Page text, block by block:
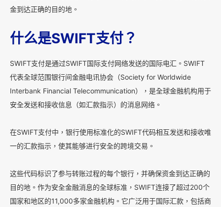
金到达正确的目的地。
什么是SWIFT支付？
SWIFT支付是通过SWIFT国际支付网络发送的国际电汇。SWIFT
代表全球范围银行间金融电讯协会（Society for Worldwide
Interbank Financial Telecommunication），是全球金融机构用于
安全发送和接收信息（如汇款指示）的消息网络。
在SWIFT支付中，银行使用标准化的SWIFT代码相互发送和接收唯
一的汇款指示，使其能够进行安全的跨境交易。
这些代码标识了参与转账过程的每个银行，并确保资金到达正确的
目的地。作为安全金融消息的全球标准，SWIFT连接了超过200个
国家和地区的11,000多家金融机构。它广泛用于国际汇款，包括商